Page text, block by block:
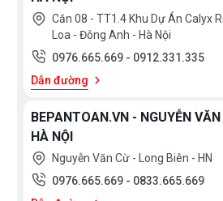
Căn 08 - TT1.4 Khu Dự Án Calyx
Loa - Đông Anh - Hà Nội
0976.665.669 - 0912.331.335
Dẫn đường
BEPANTOAN.VN - NGUYỄN
HÀ NỘI
Nguyễn Văn Cừ - Long Biên - HN
0976.665.669 - 0833.665.669